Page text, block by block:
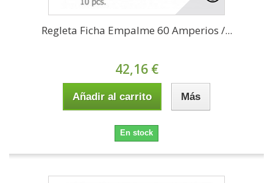
Regleta Ficha Empalme 60 Amperios /...
42,16 €
Añadir al carrito Más
En stock